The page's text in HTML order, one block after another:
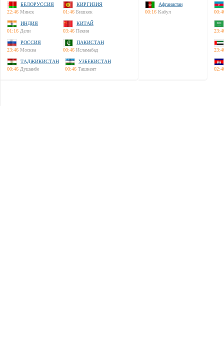
БЕЛОРУССИЯ
22:46 Минск
КИРГИЗИЯ
01:46 Бишкек
ИНДИЯ
01:16 Дели
КИТАЙ
03:46 Пекин
РОССИЯ
23:46 Москва
ПАКИСТАН
00:46 Исламабад
ТАДЖИКИСТАН
00:46 Душанбе
УЗБЕКИСТАН
00:46 Ташкент
Афганистан
00:16 Кабул